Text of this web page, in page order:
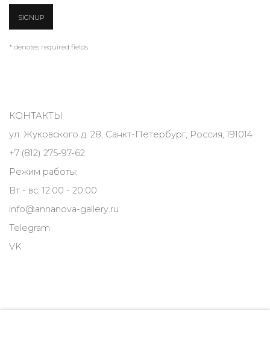
SIGNUP
* denotes required fields
КОНТАКТЫ
ул. Жуковского д. 28, Санкт-Петербург, Россия, 191014
+7 (812) 275-97-62
Режим работы:
Вт - вс: 12:00 - 20:00
info@annanova-gallery.ru
Telegram
VK